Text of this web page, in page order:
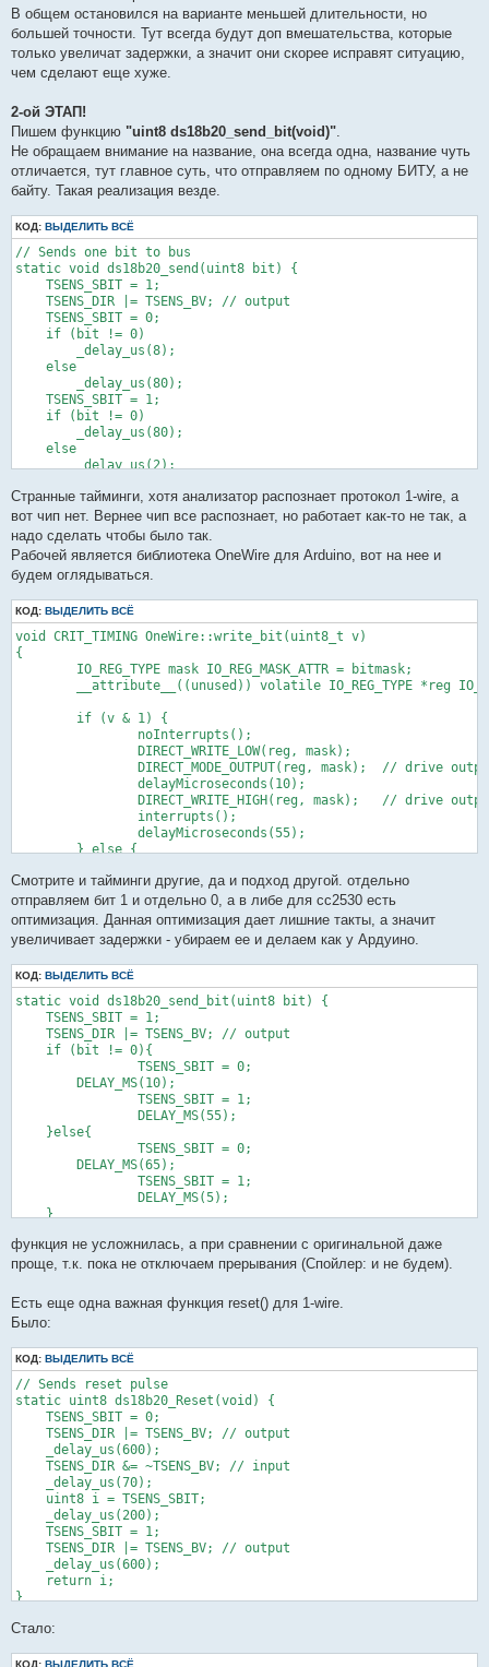
В общем остановился на варианте меньшей длительности, но
большей точности. Тут всегда будут доп вмешательства, которые
только увеличат задержки, а значит они скорее исправят ситуацию,
чем сделают еще хуже.
2-ой ЭТАП!
Пишем функцию "uint8 ds18b20_send_bit(void)".
Не обращаем внимание на название, она всегда одна, название чуть
отличается, тут главное суть, что отправляем по одному БИТУ, а не
байту. Такая реализация везде.
КОД: ВЫДЕЛИТЬ ВСЁ
// Sends one bit to bus
static void ds18b20_send(uint8 bit) {
    TSENS_SBIT = 1;
    TSENS_DIR |= TSENS_BV; // output
    TSENS_SBIT = 0;
    if (bit != 0)
        _delay_us(8);
    else
        _delay_us(80);
    TSENS_SBIT = 1;
    if (bit != 0)
        _delay_us(80);
    else
        _delay_us(2);
Странные тайминги, хотя анализатор распознает протокол 1-wire, а
вот чип нет. Вернее чип все распознает, но работает как-то не так, а
надо сделать чтобы было так.
Рабочей является библиотека OneWire для Arduino, вот на нее и
будем оглядываться.
КОД: ВЫДЕЛИТЬ ВСЁ
void CRIT_TIMING OneWire::write_bit(uint8_t v)
{
	} else {
		DIRECT_WRITE_LOW(reg, mask);
		DIRECT_MODE_OUTPUT(reg, mask);	// drive output low
		delayMicroseconds(65);
		DIRECT_WRITE_HIGH(reg, mask);	// drive output high
		interrupts();
		delayMicroseconds(5);
	}
}
Смотрите и тайминги другие, да и подход другой. отдельно
отправляем бит 1 и отдельно 0, а в либе для сс2530 есть
оптимизация. Данная оптимизация дает лишние такты, а значит
увеличивает задержки - убираем ее и делаем как у Ардуино.
КОД: ВЫДЕЛИТЬ ВСЁ
static void ds18b20_send_bit(uint8 bit) {
    TSENS_SBIT = 1;
    TSENS_DIR |= TSENS_BV; // output
    if (bit != 0){
        DELAY_MS(10);
    }else{
        DELAY_MS(65);
    }
функция не усложнилась, а при сравнении с оригинальной даже
проще, т.к. пока не отключаем прерывания (Спойлер: и не будем).
Есть еще одна важная функция reset() для 1-wire.
Было:
КОД: ВЫДЕЛИТЬ ВСЁ
// Sends reset pulse
static uint8 ds18b20_Reset(void) {
    TSENS_SBIT = 0;
    TSENS_DIR |= TSENS_BV; // output
    _delay_us(600);
    TSENS_DIR &= ~TSENS_BV; // input
    _delay_us(70);
    uint8 i = TSENS_SBIT;
    _delay_us(200);
    TSENS_SBIT = 1;
    TSENS_DIR |= TSENS_BV; // output
    _delay_us(600);
    return i;
}
Стало:
КОД: ВЫДЕЛИТЬ ВСЁ